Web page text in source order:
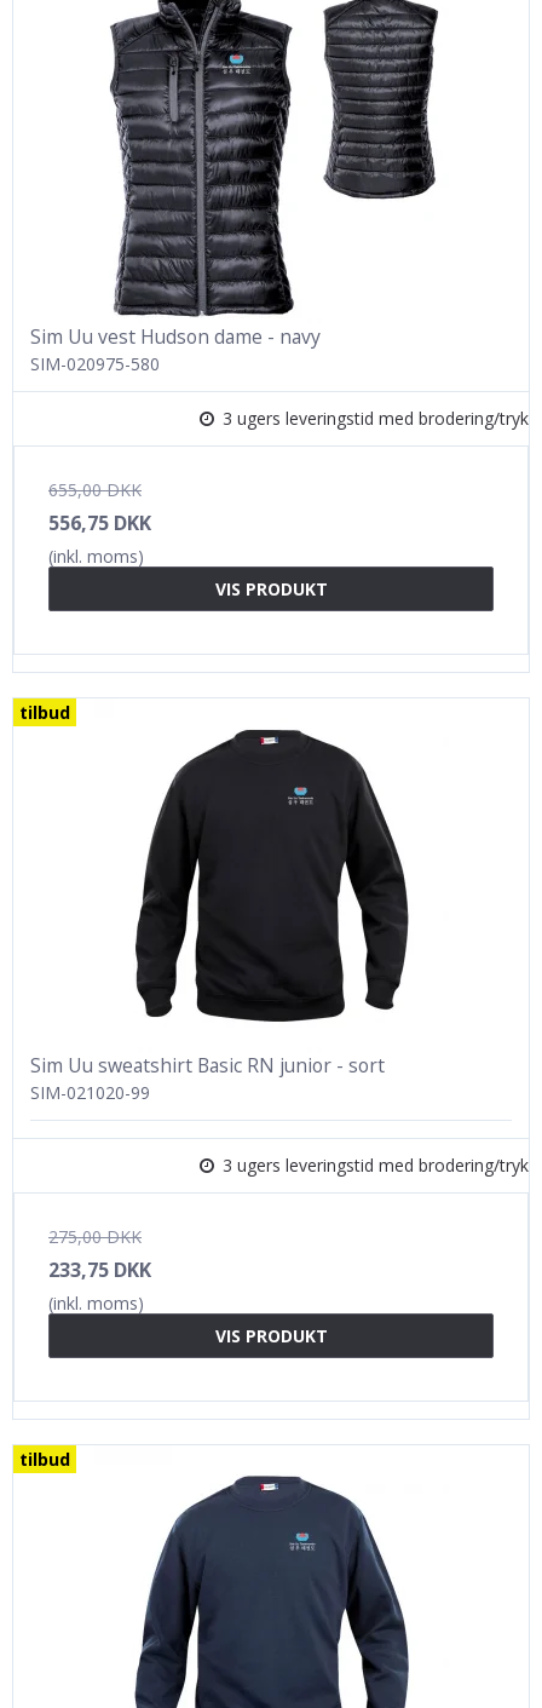
Sim Uu vest Hudson dame - navy
SIM-020975-580
3 ugers leveringstid med brodering/tryk
655,00 DKK
556,75 DKK
(inkl. moms)
VIS PRODUKT
tilbud
Sim Uu sweatshirt Basic RN junior - sort
SIM-021020-99
3 ugers leveringstid med brodering/tryk
275,00 DKK
233,75 DKK
(inkl. moms)
VIS PRODUKT
tilbud